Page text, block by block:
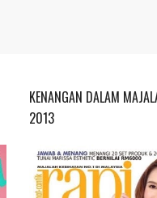
KENANGAN DALAM
2013